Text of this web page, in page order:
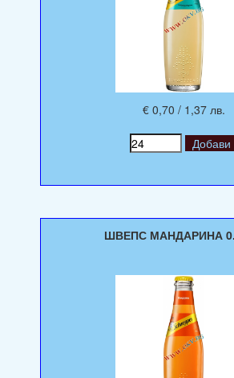
€ 0,70 / 1,37 лв.
ШВЕПС МАНДАРИНА